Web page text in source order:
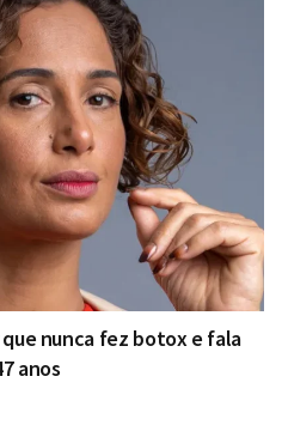
nunca fez botox e fala
anos